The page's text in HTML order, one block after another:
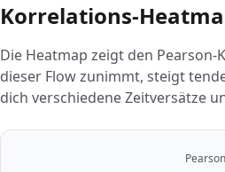
Korrelations-
Die Heatmap zeigt den
dieser Flow zunimmt, steigt
dich verschiedene Zeitversätze